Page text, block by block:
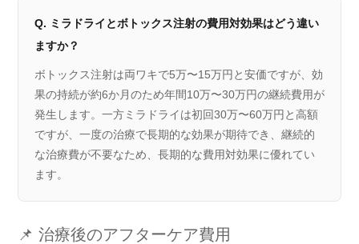
Q. ミラドライとボトックス注射の費用対効果はどう違い
ますか？
ボトックス注射は両ワキで5万〜15万円と安価ですが、効
果の持続が約6か月のため年間10万〜30万円の継続費用が
発生します。一方ミラドライは初回30万〜60万円と高額
ですが、一度の治療で長期的な効果が期待でき、継続的
な治療費が不要なため、長期的な費用対効果に優れてい
ます。
📌 治療後のアフターケア費用